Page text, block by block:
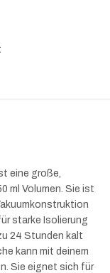
eine große,
ml Volumen. Sie ist
starke Isolierung
24 Stunden kalt
kann mit deinem
Sie eignet sich für